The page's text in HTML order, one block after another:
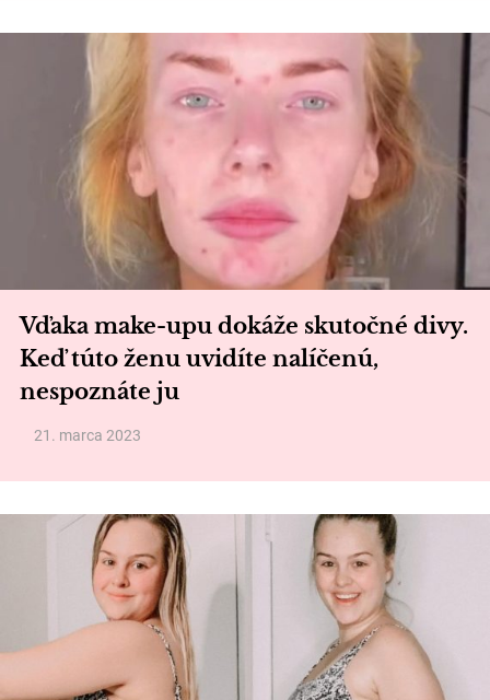
Vďaka make-upu dokáže skutočné divy.
Keď túto ženu uvidíte nalíčenú,
nespoznáte ju
21. marca 2023